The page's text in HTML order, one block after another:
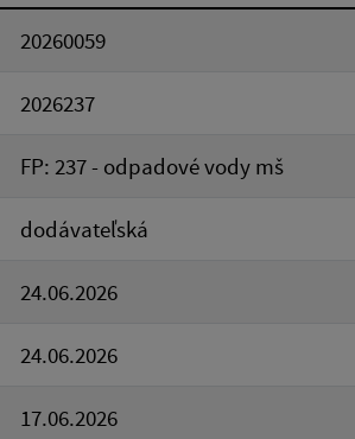
20260059
2026237
FP: 237 - odpadové vody mš
dodávateľská
24.06.2026
24.06.2026
17.06.2026